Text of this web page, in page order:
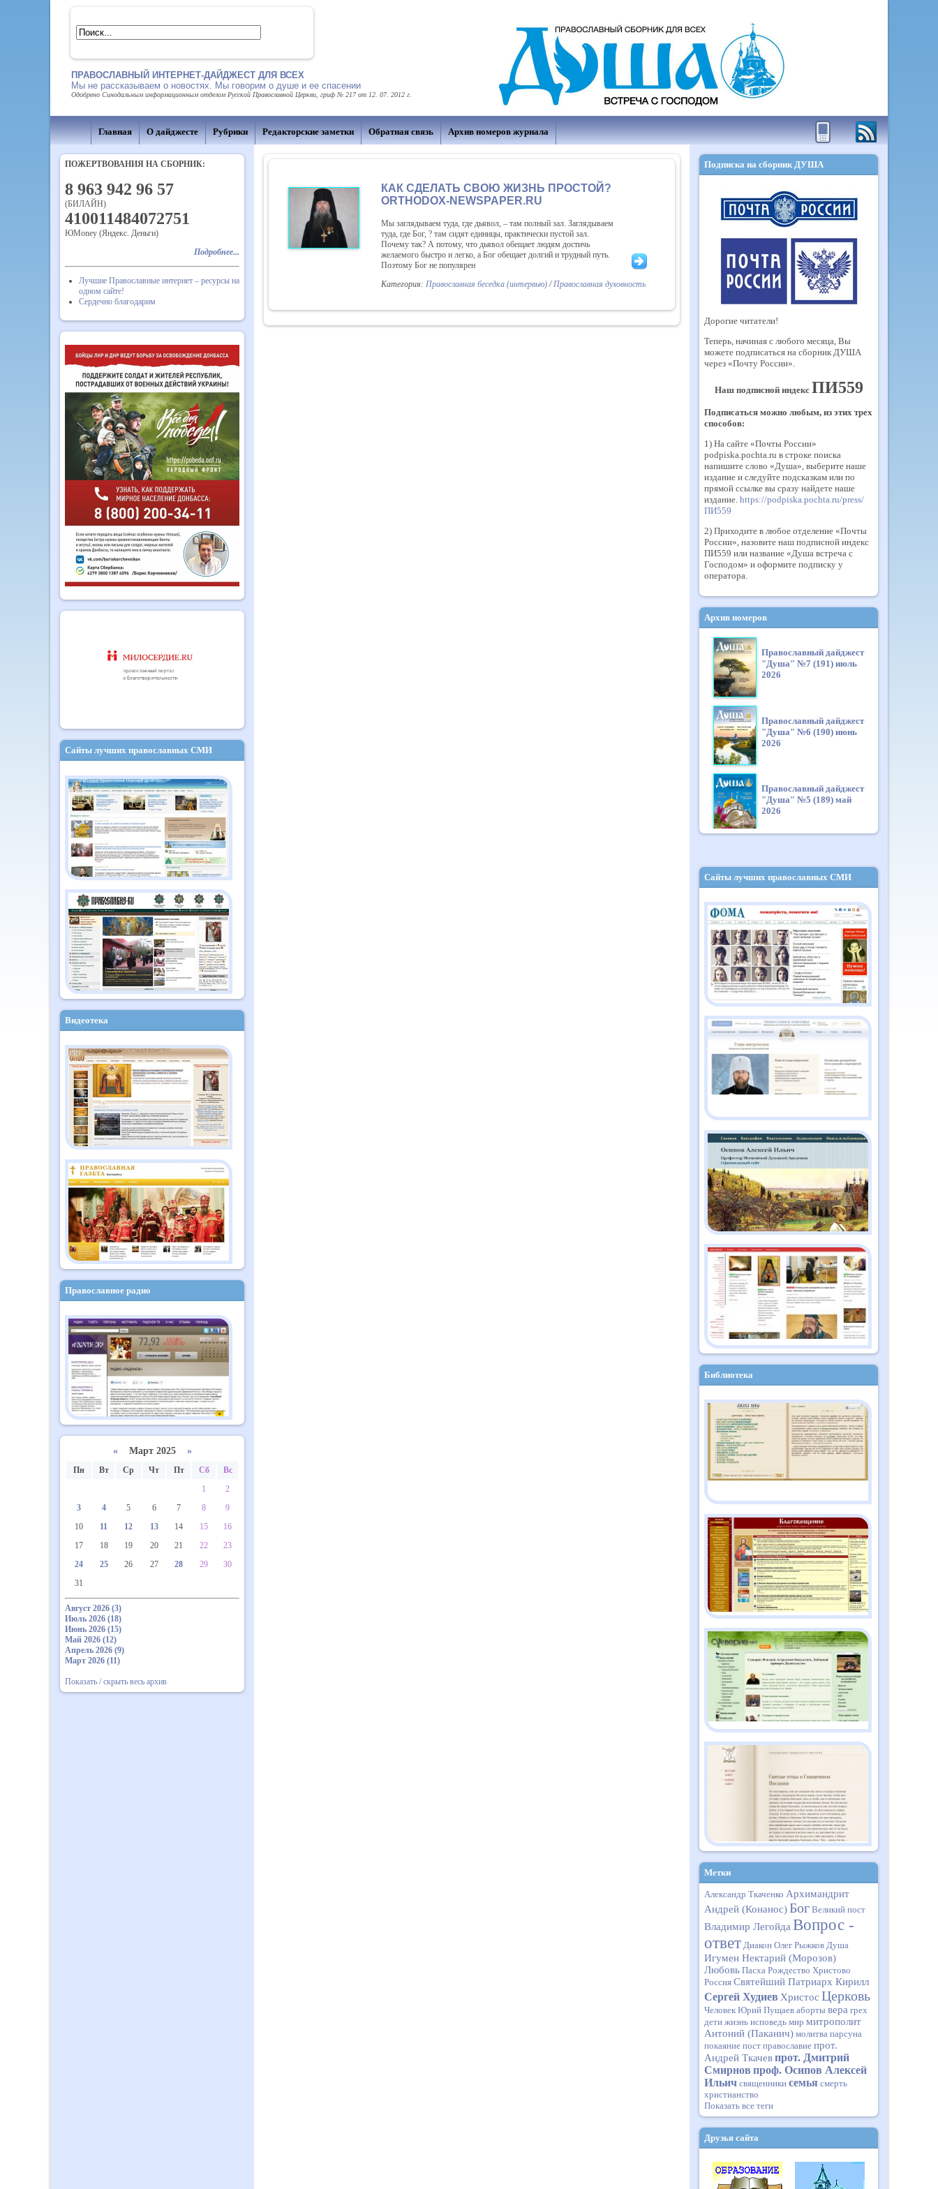
ПРАВОСЛАВНЫЙ ИНТЕРНЕТ-ДАЙДЖЕСТ ДЛЯ ВСЕХ
Мы не рассказываем о новостях. Мы говорим о душе и ее спасении
Одобрено Синодальным информационным отделом Русской Православной Церкви, гриф № 217 от 12. 07. 2012 г.
Главная О дайджесте Рубрики Редакторские заметки Обратная связь Архив номеров журнала
ПОЖЕРТВОВАНИЯ НА СБОРНИК:
8 963 942 96 57
(БИЛАЙН)
410011484072751
ЮMoney (Яндекс. Деньги)
Подробнее...
Лучшие Православные интернет – ресурсы на
одном сайте!
Сердечно благодарим
Сайты лучших православных СМИ
Видеотека
Православное радио
«Март 2025 »
Пн Вт Ср Чт Пт Сб
Вс
1
2
3
4 5 6 7 8
9
10
11 12 13 14 15
16
17
18 19 20 21 22
23
24
25 26 27 28 29
30
31
Август 2026 (3)
Июль 2026 (18)
Июнь 2026 (15)
Май 2026 (12)
Апрель 2026 (9)
Март 2026 (11)
Показать / скрыть весь архив
КАК СДЕЛАТЬ СВОЮ ЖИЗНЬ ПРОСТОЙ?
ORTHODOX-NEWSPAPER.RU
Мы заглядываем туда, где дьявол, – там полный зал. Заглядываем
туда, где Бог, ? там сидят единицы, практически пустой зал.
Почему так? А потому, что дьявол обещает людям достичь
желаемого быстро и легко, а Бог обещает долгий и трудный путь.
Поэтому Бог не популярен
Категория: Православная беседка (интервью)/Православная духовность
Подписка на сборник ДУША
Дорогие читатели!
Теперь, начиная с любого месяца, Вы
можете подписаться на сборник ДУША
через «Почту России».
Наш подписной индекс ПИ559
Подписаться можно любым, из этих трех
способов:
1) На сайте «Почты России»
podpiska.pochta.ru в строке поиска
напишите слово «Душа», выберите наше
издание и следуйте подсказкам или по
прямой ссылке вы сразу найдете наше
издание. https://podpiska.pochta.ru/press/
ПИ559
2) Приходите в любое отделение «Почты
России», назовите наш подписной индекс
ПИ559 или название «Душа встреча с
Господом» и оформите подписку у
оператора.
Архив номеров
Православный дайджест
"Душа" №7 (191) июль
2026
Православный дайджест
"Душа" №6 (190) июнь
2026
Православный дайджест
"Душа" №5 (189) май
2026
"Душа" №4 (188) апрель
2026
Православный дайджест
"Душа" №3 (187) март
2026
Православный дайджест
"Душа" №2 (186)
февраль 2026
Православный дайджест
"Душа" №1 (185) январь
Православный дайджест
"Душа" №12 (184)
декабрь 2025
Православный дайджест
"Душа" №11 (183) ноябрь
2025
Православный дайджест
"Душа" №10 (182)
октябрь 2025
Сайты лучших православных СМИ
Библиотека
Метки
Александр Ткаченко Архимандрит
Андрей (Конанос)Бог Великий пост
Владимир ЛегойдаВопрос -
ответ Диакон Олег Рыжков Душа
Игумен Нектарий (Морозов)
Любовь Пасха Рождество Христово
Россия Святейший Патриарх Кирилл
Сергей Худиев Христос Церковь
Человек Юрий Пущаев аборты вера грех
дети жизнь исповедь мир митрополит
Антоний (Паканич) молитва парсуна
покаяние пост православие прот.
Андрей Ткачевпрот. Дмитрий
Смирнов проф. Осипов Алексей
Ильич священники семья смерть
христианство
Показать все теги
Друзья сайта